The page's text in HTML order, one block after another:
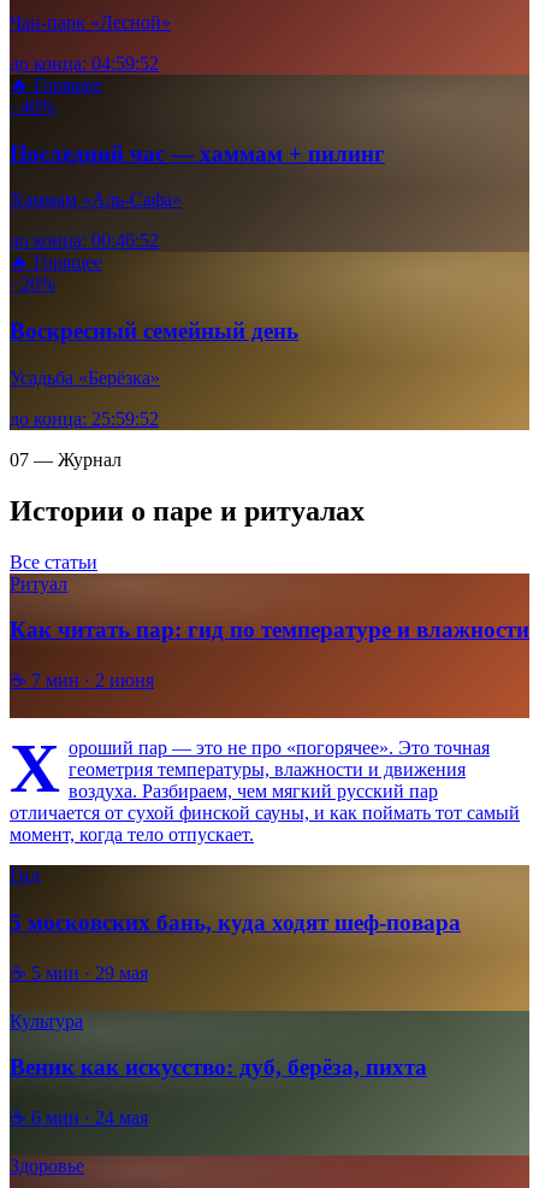
Чан-парк «Лесной»
до конца: 04:59:51
🔥 Горящее
−40%
Последний час — хаммам + пилинг
Хаммам «Аль-Сафа»
до конца: 00:46:51
🔥 Горящее
−20%
Воскресный семейный день
Усадьба «Берёзка»
до конца: 25:59:51
07 — Журнал
Истории о паре и ритуалах
Все статьи
Ритуал
Как читать пар: гид по температуре и влажности
☕ 7 мин · 2 июня
Х ороший пар — это не про «погорячее». Это точная
геометрия температуры, влажности и движения
воздуха. Разбираем, чем мягкий русский пар
отличается от сухой финской сауны, и как поймать тот самый
момент, когда тело отпускает.
Гид
5 московских бань, куда ходят шеф-повара
☕ 5 мин · 29 мая
Культура
Веник как искусство: дуб, берёза, пихта
☕ 6 мин · 24 мая
Здоровье